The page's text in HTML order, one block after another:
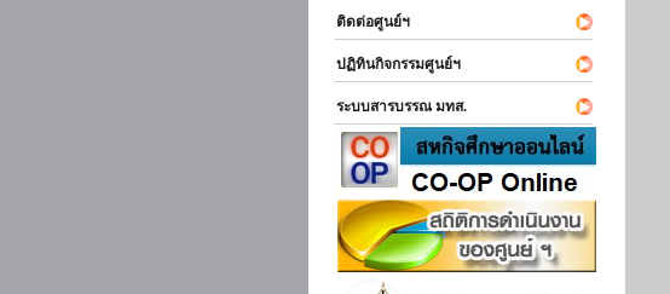
ติดต่อศูนย์ฯ
ปฏิทินกิจกรรมศูนย์ฯ
ระบบสารบรรณ มทส.